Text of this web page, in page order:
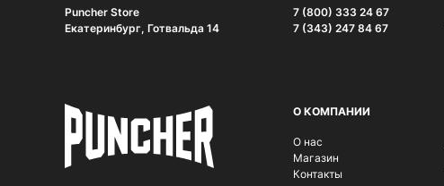
Puncher Store
Екатеринбург, Готвальда 14
7 (800) 333 24 67
7 (343) 247 84 67
О КОМПАНИИ
О нас
Магазин
Контакты